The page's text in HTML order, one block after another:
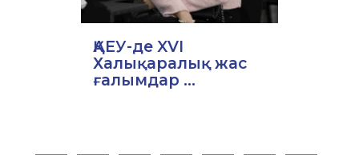
ҚАЕУ-де XVI
Халықаралық жас
ғалымдар ...